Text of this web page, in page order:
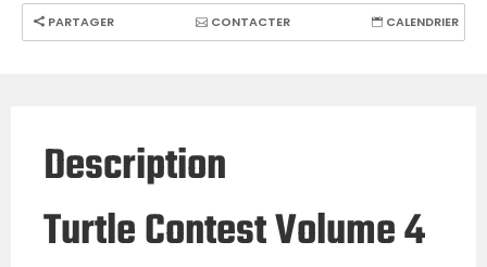
PARTAGER CONTACTER CALENDRIER
Description
Turtle Contest Volume 4